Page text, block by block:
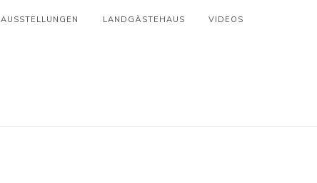
AUSSTELLUNGEN LANDGÄSTEHAUS VIDEOS